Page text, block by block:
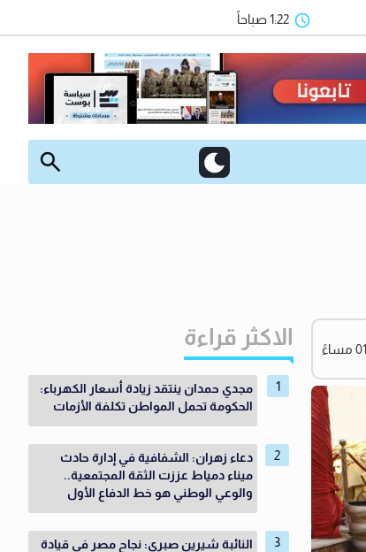
1:22 صباحاً
الاكثر قراءة
مجدي حمدان ينتقد زيادة أسعار الكهرباء:
الحكومة تحمل المواطن تكلفة الأزمات
دعاء زهران: الشفافية في إدارة حادث
ميناء دمياط عززت الثقة المجتمعية..
والوعي الوطني هو خط الدفاع الأول
النائبة شيرين صبري: نجاح مصر في قيادة